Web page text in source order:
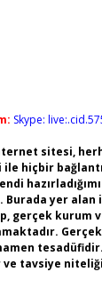
Skype:
sitesi,
ile hiçbir
Burada yer
gerçek kurum
tavsiye